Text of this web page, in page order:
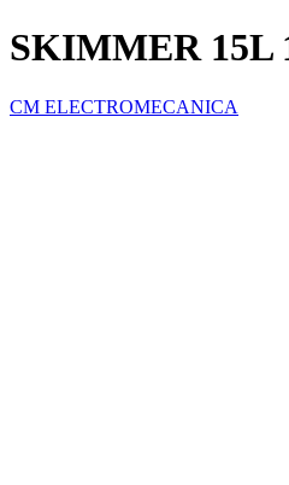
SKIMMER
CM ELECTROMECANICA